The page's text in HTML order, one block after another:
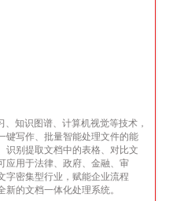
知识图谱、计算机视觉等技术，
键写作、批量智能处理文件的能
识别提取文档中的表格、对比文
应用于法律、政府、金融、审
字密集型行业，赋能企业流程
的文档一体化处理系统。